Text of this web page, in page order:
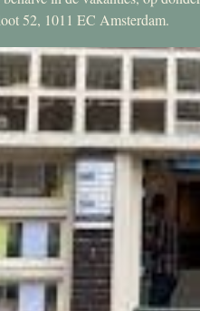
52, 1011 EC Amsterdam.